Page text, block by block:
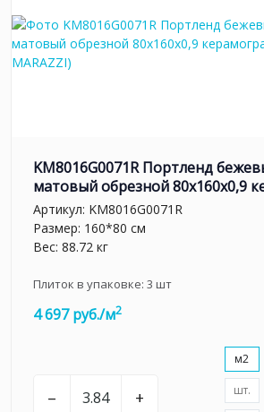
KM8016G0071R Портленд
матовый обрезной 80x160x0,9
Артикул: KM8016G0071R
Размер: 160*80 см
Вес: 88.72 кг
Плиток в упаковке: 3 шт
4 697 руб./м2
– +
м2
шт.